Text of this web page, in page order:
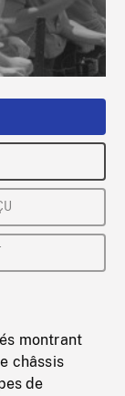
Playback
montrant
châssis
de